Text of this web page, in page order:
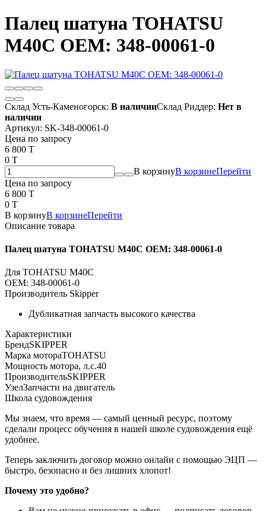
Палец шатуна TOHATSU
M40C OEM: 348-00061-0
Склад Усть-Каменогорск: В наличииСклад Риддер: Нет в
наличии
Артикул: SK-348-00061-0
Цена по запросу
6 800 T
0 T
В корзинуВ корзинеПерейти
Цена по запросу
6 800 T
0 T
В корзинуВ корзинеПерейти
Описание товара
Палец шатуна TOHATSU M40C OEM: 348-00061-0
Для TOHATSU M40C
OEM: 348-00061-0
Производитель Skipper
Дубликатная запчасть высокого качества
Характеристики
БрендSKIPPER
Марка мотораTOHATSU
Мощность мотора, л.с.40
ПроизводительSKIPPER
УзелЗапчасти на двигатель
Школа судовождения
Мы знаем, что время — самый ценный ресурс, поэтому
сделали процесс обучения в нашей школе судовождения ещё
удобнее.
Теперь заключить договор можно онлайн с помощью ЭЦП —
быстро, безопасно и без лишних хлопот!
Почему это удобно?